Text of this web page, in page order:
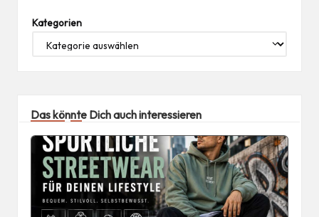
Kategorien
Das könnte Dich auch interessieren